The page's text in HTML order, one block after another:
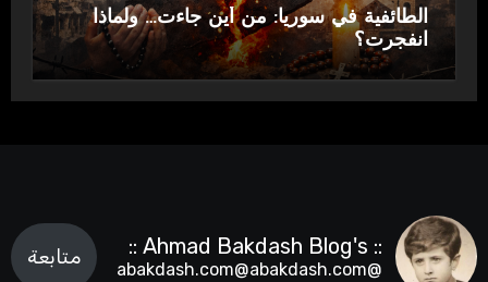
الطائفية في سوريا: من أين جاءت… ولماذا
انفجرت؟
:: Ahmad Bakdash Blog's ::
@abakdash.com@abakdash.com
متابعة